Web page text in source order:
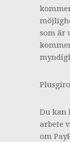
som är
Du kan
arbete
om